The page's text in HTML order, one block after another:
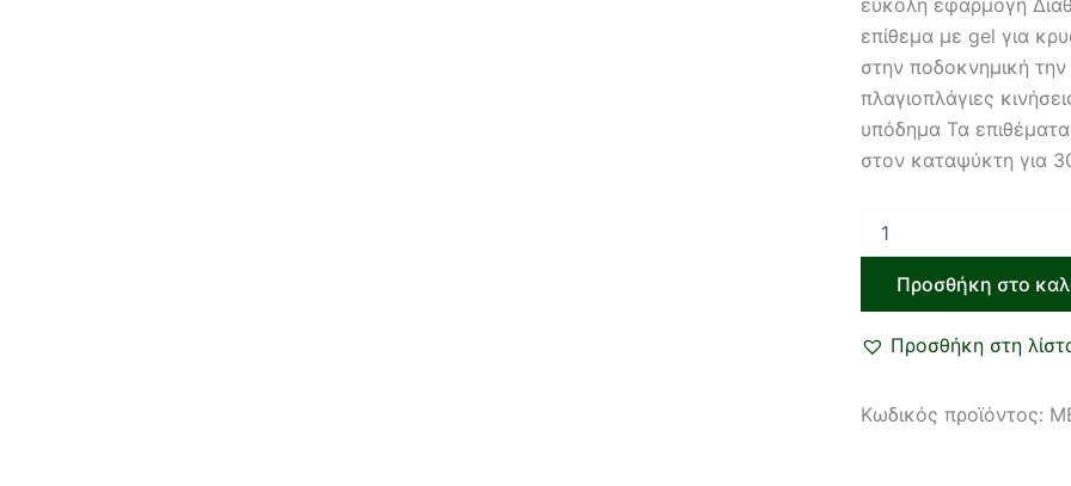
εύκολη εφαρμογή
επίθεμα με gel για
στην ποδοκνημική
πλαγιοπλάγιες
υπόδημα Τα επιθέματα
στον καταψύκτη για
Προσθήκη στο
Προσθήκη στη
Κωδικός προϊόντος: